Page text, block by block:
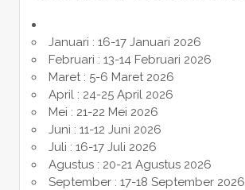
Januari : 16-17 Januari 2026
Februari : 13-14 Februari 2026
Maret : 5-6 Maret 2026
April : 24-25 April 2026
Mei : 21-22 Mei 2026
Juni : 11-12 Juni 2026
Juli : 16-17 Juli 2026
Agustus : 20-21 Agustus 2026
September : 17-18 September 2026